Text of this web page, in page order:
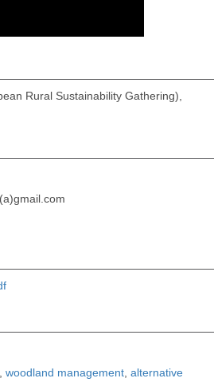
Rural Sustainability Gathering),
woodland management, alternative